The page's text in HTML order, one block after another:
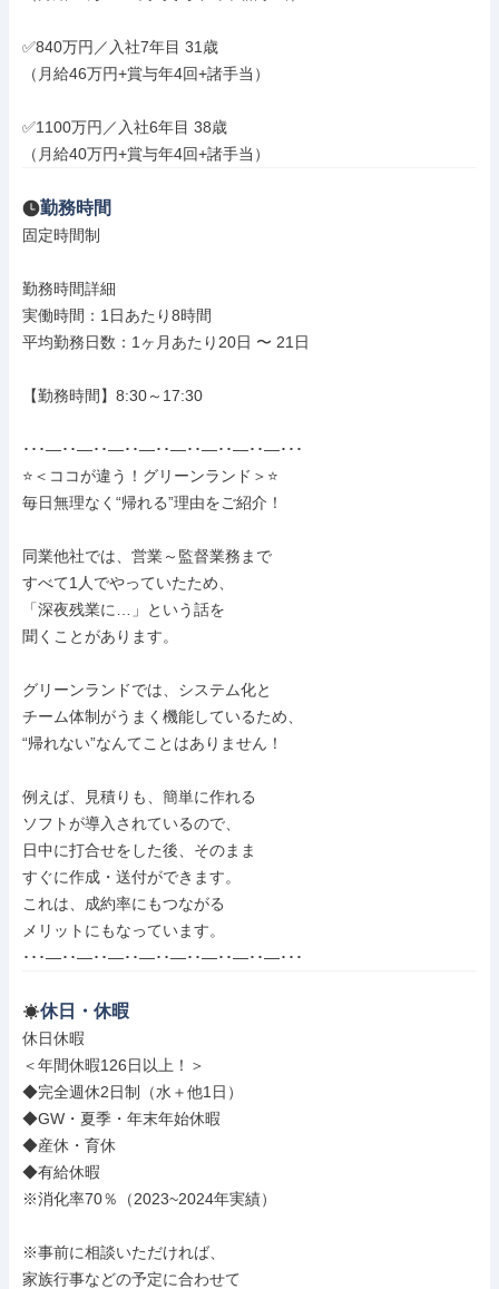
✅840万円／入社7年目 31歳
（月給46万円+賞与年4回+諸手当）
✅1100万円／入社6年目 38歳
（月給40万円+賞与年4回+諸手当）
勤務時間
固定時間制
勤務時間詳細
実働時間：1日あたり8時間
平均勤務日数：1ヶ月あたり20日 〜 21日
【勤務時間】8:30～17:30
･･･―･･―･･―･･―･･―･･―･･―･･―･･･
⭐＜ココが違う！グリーンランド＞⭐
毎日無理なく“帰れる”理由をご紹介！
同業他社では、営業～監督業務まで
すべて1人でやっていたため、
「深夜残業に…」という話を
聞くことがあります。
グリーンランドでは、システム化と
チーム体制がうまく機能しているため、
“帰れない”なんてことはありません！
例えば、見積りも、簡単に作れる
ソフトが導入されているので、
日中に打合せをした後、そのまま
すぐに作成・送付ができます。
これは、成約率にもつながる
メリットにもなっています。
･･･―･･―･･―･･―･･―･･―･･―･･―･･･
休日・休暇
休日休暇
＜年間休暇126日以上！＞
◆完全週休2日制（水＋他1日）
◆GW・夏季・年末年始休暇
◆産休・育休
◆有給休暇
※消化率70％（2023~2024年実績）
※事前に相談いただければ、
家族行事などの予定に合わせて